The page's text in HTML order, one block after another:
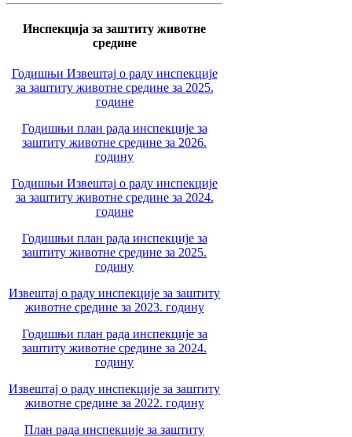
Инспекција за заштиту животне
средине
Годишњи Извештај о раду инспекције
за заштиту животне средине за 2025.
године
Годишњи план рада инспекције за
заштиту животне средине за 2026.
годину
Годишњи Извештај о раду инспекције
за заштиту животне средине за 2024.
године
Годишњи план рада инспекције за
заштиту животне средине за 2025.
годину
Извештај о раду инспекције за заштиту
животне средине за 2023. годину
Годишњи план рада инспекције за
заштиту животне средине за 2024.
годину
Извештај о раду инспекције за заштиту
животне средине за 2022. годину
План рада инспекције за заштиту